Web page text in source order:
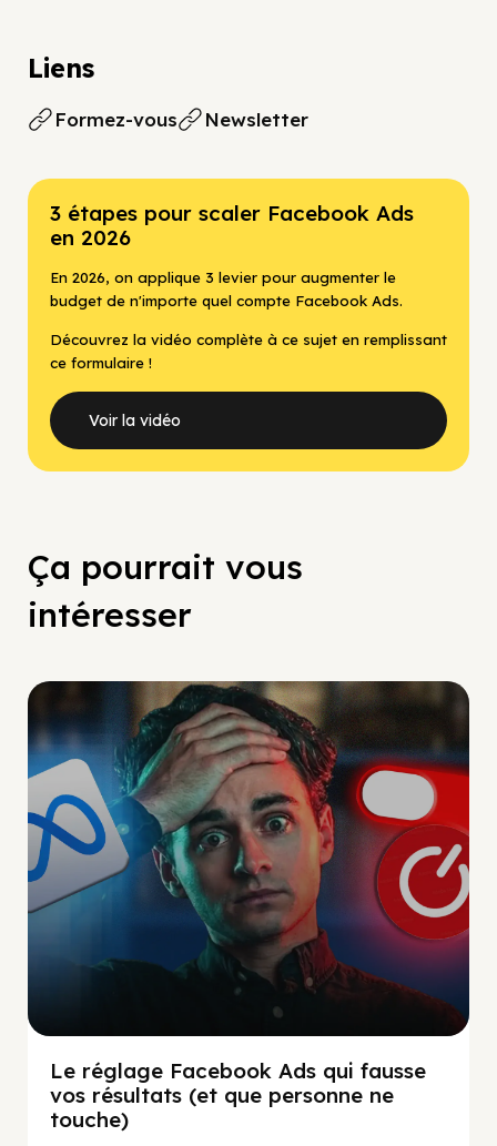
Liens
Formez-vous Newsletter
3 étapes pour scaler Facebook Ads
en 2026
En 2026, on applique 3 levier pour augmenter le
budget de n'importe quel compte Facebook Ads.
Découvrez la vidéo complète à ce sujet en remplissant
ce formulaire !
Voir la vidéo
Ça pourrait vous
intéresser
Social Scaling
Le réglage Facebook Ads qui fausse
vos résultats (et que personne ne
touche)